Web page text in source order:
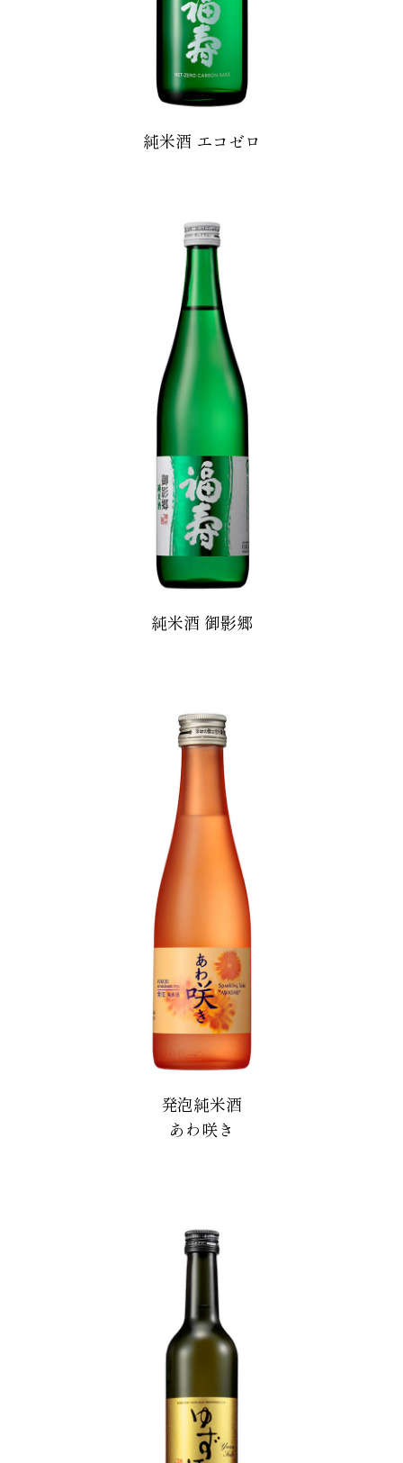
純米酒 エコゼロ
純米酒 御影郷
発泡純米酒
あわ咲き